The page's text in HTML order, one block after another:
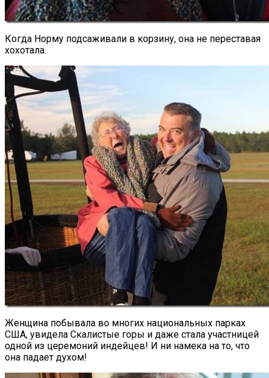
Когда Норму подсаживали в корзину, она не переставая
хохотала.
Женщина побывала во многих национальных парках
США, увидела Скалистые горы и даже стала участницей
одной из церемоний индейцев! И ни намека на то, что
она падает духом!